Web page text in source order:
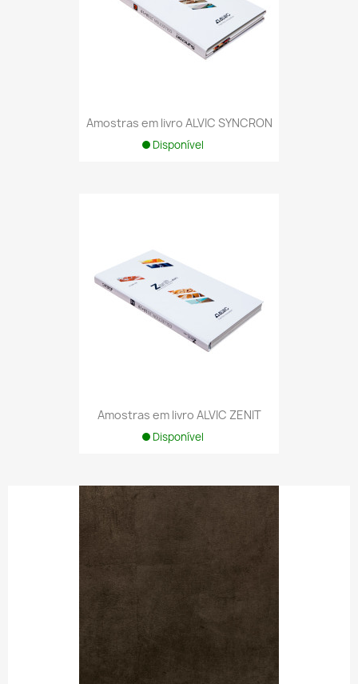
Amostras em livro ALVIC SYNCRON
Disponível
Amostras em livro ALVIC ZENIT
Disponível